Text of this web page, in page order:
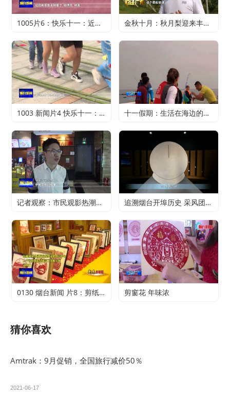
1005片6：快乐十一：近郊游火爆 家门口轻松过假期 金秋十月：秋月梨迎来丰收 农户赚得满心欢喜
1003 新闻片4 快乐十一：寻特色旅游 享精彩假期 十一假期：生活在海边的正确打开方式
记者观察：市民观影热潮升温 电影行业加快复苏 追溯烟台开埠历史 采风团走进烟台山开埠陈列馆
0130 烟台新闻 片8：剪纸传承 不止于传统 剪窗花 年味浓
猜你喜欢
Amtrak：9月促销，全国旅行减价50％
2021-06-17